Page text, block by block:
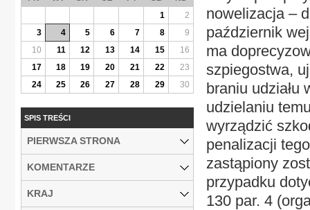
nowelizacja –
październik
ma
szpiegostwa,
braniu udziału
udzielaniu
wyrządzić
penalizacji
zastąpiony
przypadku
130 par. 4
1
2
3
4 5 6 7 8
9
10
11 12 13 14 15
16
17
18 19 20 21 22
23
24
25 26 27 28 29 30
SPIS TREŚCI
PIERWSZA STRONA
KOMENTARZE
KRAJ